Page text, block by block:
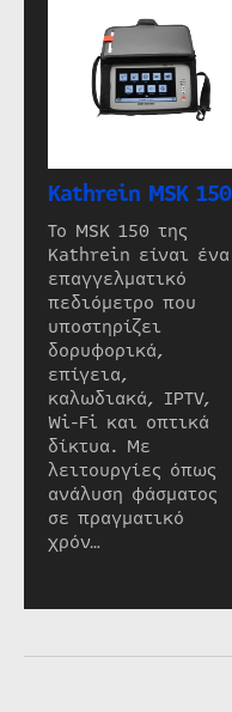
Kathrein MSK 150
Το MSK 150 της
Kathrein είναι ένα
επαγγελματικό
πεδιόμετρο που
υποστηρίζει
δορυφορικά,
επίγεια,
καλωδιακά, IPTV,
Wi-Fi και οπτικά
δίκτυα. Με
λειτουργίες όπως
ανάλυση φάσματος
σε πραγματικό
χρόν…